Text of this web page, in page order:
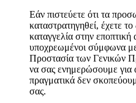
Εάν πιστεύετε ότι τα
καταστρατηγηθεί, έχετε
καταγγελία στην
υποχρεωμένοι σύμφωνα
Προστασία των Γενικών
να σας ενημερώσουμε
πραγματικά δεν
σας.